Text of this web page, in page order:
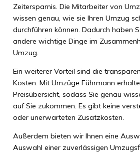
Zeitersparnis. Die Mitarbeiter von
wissen genau, wie sie Ihren Umzug
durchführen können. Dadurch haben
andere wichtige Dinge im
Umzug.
Ein weiterer Vorteil sind die
Kosten. Mit Umzüge Führmann
Preisübersicht, sodass Sie genau
auf Sie zukommen. Es gibt keine
oder unerwarteten Zusatzkosten.
Außerdem bieten wir Ihnen eine
Auswahl einer zuverlässigen